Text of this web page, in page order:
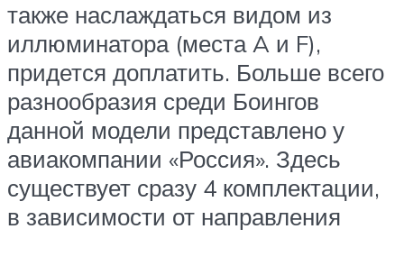
также наслаждаться видом из
иллюминатора (места A и F),
придется доплатить. Больше всего
разнообразия среди Боингов
данной модели представлено у
авиакомпании «Россия». Здесь
существует сразу 4 комплектации,
в зависимости от направления